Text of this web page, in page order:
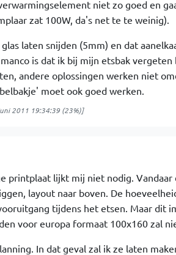
niet zo goed en
zat 100W, da's net te te weinig).
laten snijden (5mm) en dat
is dat ik bij mijn etsbak
andere oplossingen werken niet
moet ook goed werken.
2011 19:34:39(23%)]
printplaat lijkt mij niet nodig.
layout naar boven. De
tijdens het etsen. Maar dit
voor europa formaat 100x160 zal
In dat geval zal ik ze laten